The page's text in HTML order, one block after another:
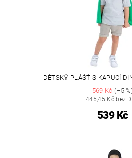
DĚTSKÝ PLÁŠŤ S KAPUCÍ
569 Kč(–5
445,45 Kč bez
539 Kč